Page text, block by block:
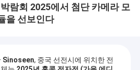
람회 2025에서 첨단 카메라 모
을 선보인다
Sinoseen, 중국 선전시에 위치한 전